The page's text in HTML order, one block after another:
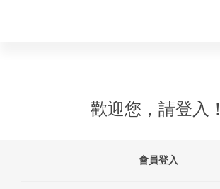
歡迎您，請登入！
會員登入